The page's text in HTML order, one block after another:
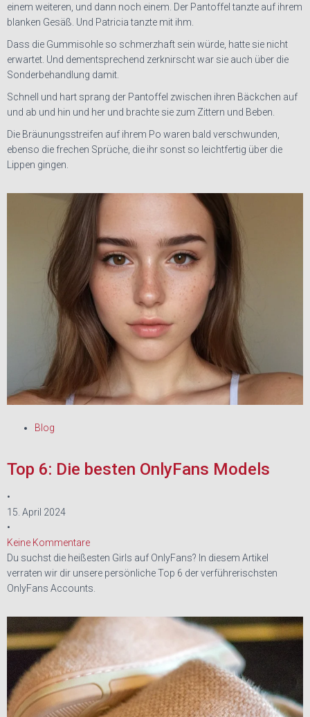
einem weiteren, und dann noch einem. Der Pantoffel tanzte auf ihrem
blanken Gesäß. Und Patricia tanzte mit ihm.
Dass die Gummisohle so schmerzhaft sein würde, hatte sie nicht
erwartet. Und dementsprechend zerknirscht war sie auch über die
Sonderbehandlung damit.
Schnell und hart sprang der Pantoffel zwischen ihren Bäckchen auf
und ab und hin und her und brachte sie zum Zittern und Beben.
Die Bräunungsstreifen auf ihrem Po waren bald verschwunden,
ebenso die frechen Sprüche, die ihr sonst so leichtfertig über die
Lippen gingen.
Blog
Top 6: Die besten OnlyFans Models
•
15. April 2024
•
Keine Kommentare
Du suchst die heißesten Girls auf OnlyFans? In diesem Artikel
verraten wir dir unsere persönliche Top 6 der verführerischsten
OnlyFans Accounts.